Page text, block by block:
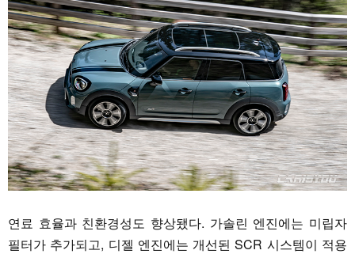
연료 효율과 친환경성도 향상됐다. 가솔린 엔진에는 미립자
필터가 추가되고, 디젤 엔진에는 개선된 SCR 시스템이 적용